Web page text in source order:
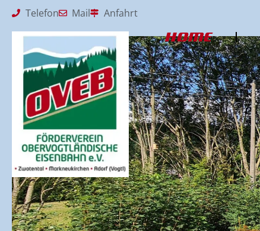
Telefon Mail Anfahrt
HOME